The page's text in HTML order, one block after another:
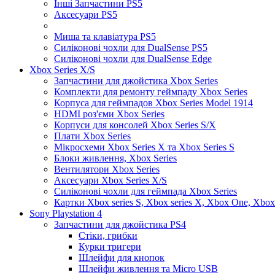
Інші Запчастини PS5
Аксесуари PS5
Миша та клавіатура PS5
Силіконові чохли для DualSense PS5
Силіконові чохли для DualSense Edge
Xbox Series X/S
Запчастини для джойстика Xbox Series
Комплекти для ремонту геймпаду Xbox Series
Корпуса для геймпадов Xbox Series Model 1914
HDMI роз'єми Xbox Series
Корпуси для консолей Xbox Series S/X
Плати Xbox Series
Мікросхеми Xbox Series X та Xbox Series S
Блоки живлення, Xbox Series
Вентилятори Xbox Series
Аксесуари Xbox Series X/S
Силіконові чохли для геймпада Xbox Series
Картки Xbox series S, Xbox series X, Xbox One,
Sony Playstation 4
Запчастини для джойстика PS4
Стіки, грибки
Курки тригери
Шлейфи для кнопок
Шлейфи живлення та Micro USB